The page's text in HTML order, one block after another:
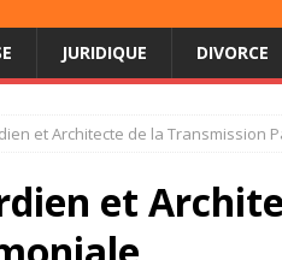
JURIDIQUE DIVORCE
et Architecte de la Transmission
et